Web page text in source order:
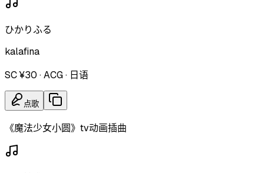
ひかりふる
kalafina
SC ¥30 ·ACG· 日语
点歌
《魔法少女小圆》tv动画插曲